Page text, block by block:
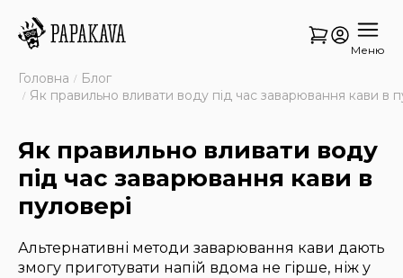
Меню
Головна
Блог
Як правильно вливати воду під час заварювання кави в
Як правильно вливати воду
під час заварювання кави в
пуловері
Альтернативні методи заварювання кави дають
змогу приготувати напій вдома не гірше, ніж у